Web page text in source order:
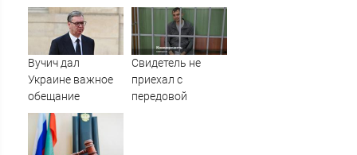
масштаб кризиса
в НАТО
отбиваются от
угроз, сборы
далеки от
рекордных
Вучич дал
Украине важное
обещание
Свидетель не
приехал с
передовой